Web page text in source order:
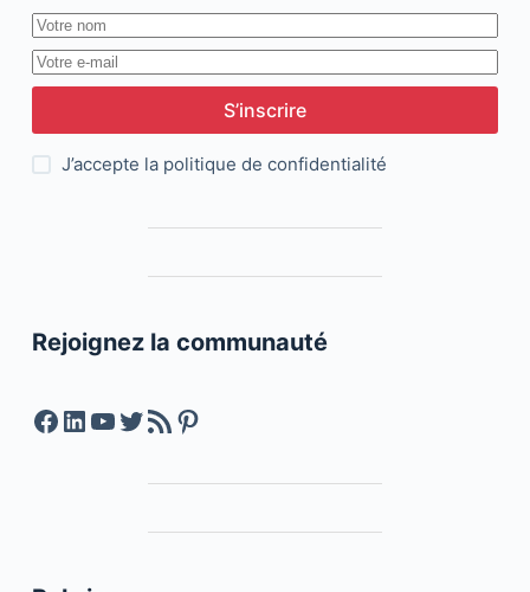
S’inscrire
J’accepte la politique de confidentialité
Rejoignez la communauté
Facebook
LinkedIn
YouTube
Twitter
Feed RSSPinterest